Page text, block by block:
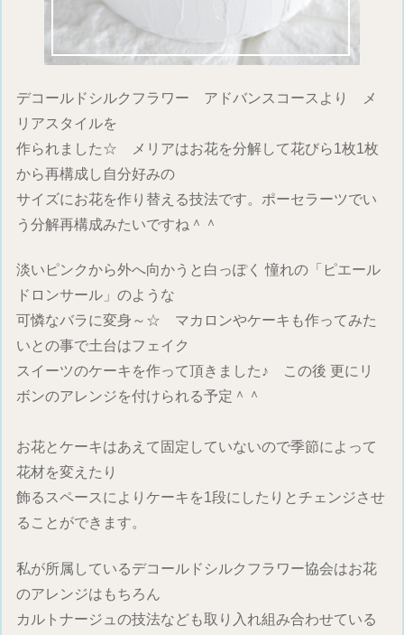
デコールドシルクフラワー アドバンスコースより メ
リアスタイルを
作られました☆ メリアはお花を分解して花びら1枚1枚
から再構成し自分好みの
サイズにお花を作り替える技法です。ポーセラーツでい
う分解再構成みたいですね＾＾
淡いピンクから外へ向かうと白っぽく 憧れの「ピエール
ドロンサール」のような
可憐なバラに変身～☆ マカロンやケーキも作ってみた
いとの事で土台はフェイク
スイーツのケーキを作って頂きました♪ この後 更にリ
ボンのアレンジを付けられる予定＾＾
お花とケーキはあえて固定していないので季節によって
花材を変えたり
飾るスペースによりケーキを1段にしたりとチェンジさせ
ることができます。
私が所属しているデコールドシルクフラワー協会はお花
のアレンジはもちろん
カルトナージュの技法なども取り入れ組み合わせている